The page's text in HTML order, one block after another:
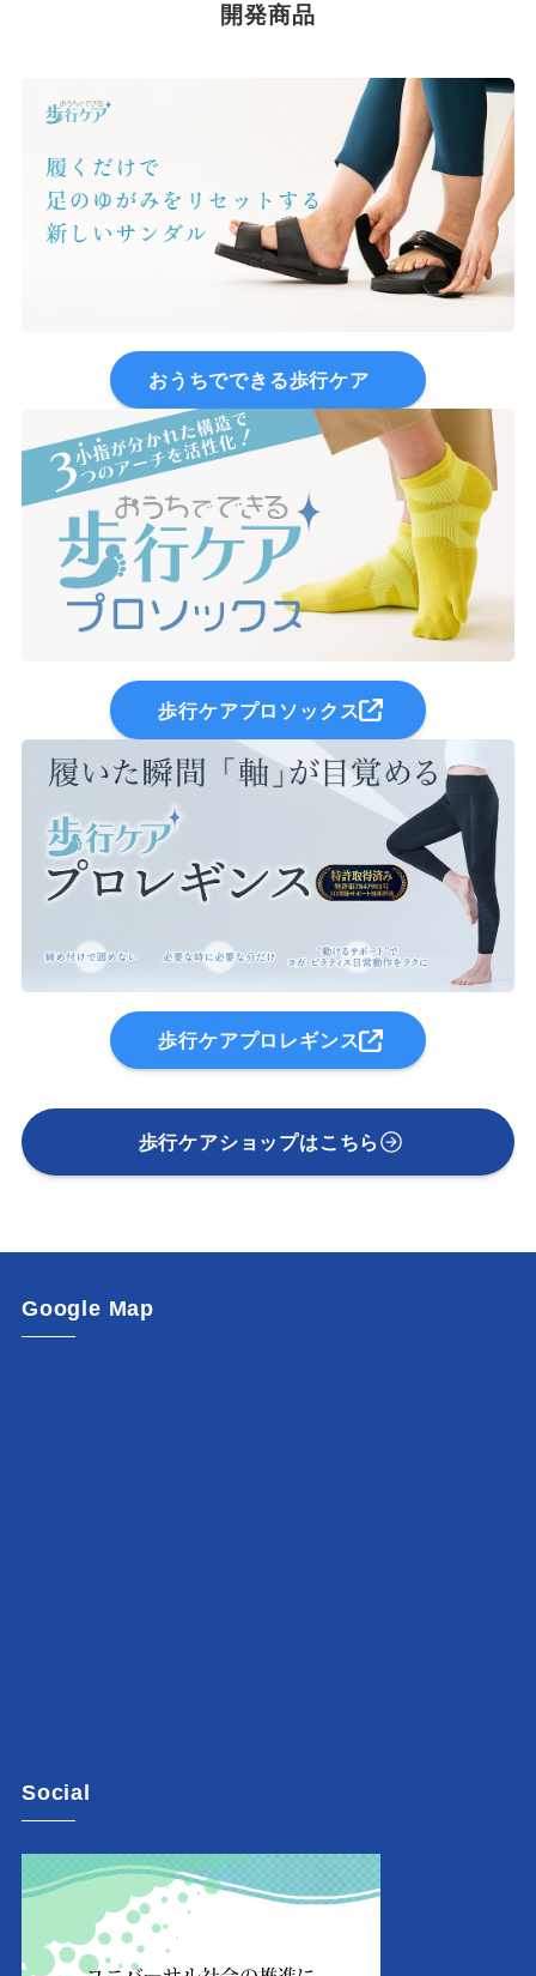
開発商品
おうちでできる歩行ケア
歩行ケアプロソックス
歩行ケアプロレギンス
歩行ケアショップはこちら
Google Map
Social